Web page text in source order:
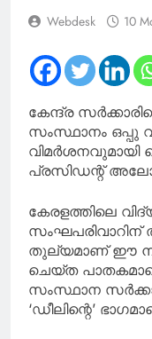
Webdesk 10
കേന്ദ്ര
സംസ്ഥാനം ഒപ്പു
പ്രസിഡന്റ്
കേരളത്തിലെ
തുല്യമാണ് ഈ
ചെയ്ത
സംസ്ഥാന
‘ഡീലിന്റെ’